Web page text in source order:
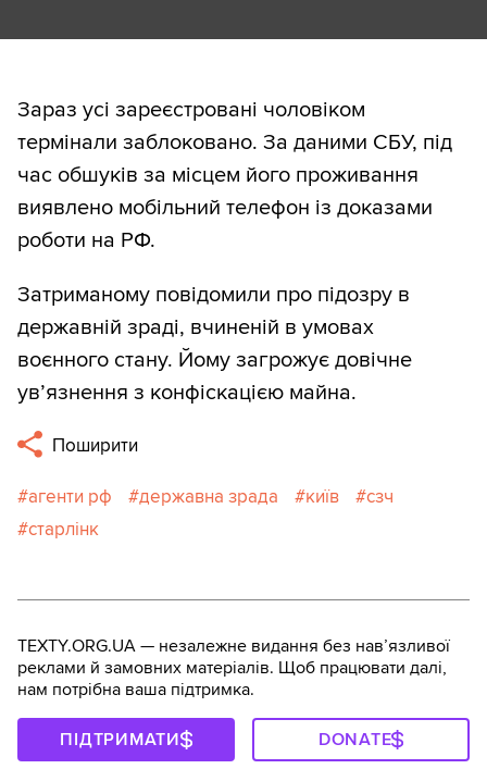
Зараз усі зареєстровані чоловіком
термінали заблоковано. За даними СБУ, під
час обшуків за місцем його проживання
виявлено мобільний телефон із доказами
роботи на РФ.
Затриманому повідомили про підозру в
державній зраді, вчиненій в умовах
воєнного стану. Йому загрожує довічне
ув’язнення з конфіскацією майна.
Поширити
агенти рф державна зрада київ
сзч
старлінк
TEXTY.ORG.UA — незалежне видання без навʼязливої
реклами й замовних матеріалів. Щоб працювати далі,
нам потрібна ваша підтримка.
ПІДТРИМАТИ DONATE